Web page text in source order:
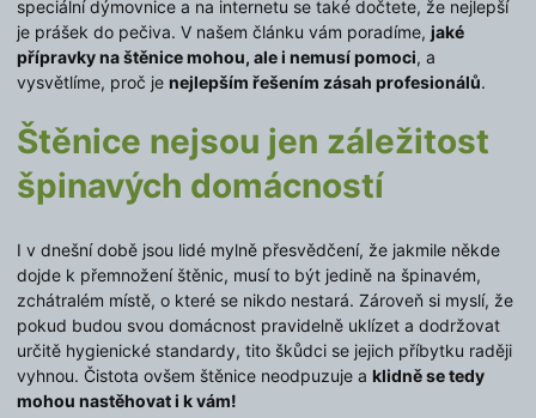
speciální dýmovnice a na internetu se také dočtete, že nejlepší
je prášek do pečiva. V našem článku vám poradíme, jaké
přípravky na štěnice mohou, ale i nemusí pomoci, a
vysvětlíme, proč je nejlepším řešením zásah profesionálů.
Štěnice nejsou jen záležitost
špinavých domácností
I v dnešní době jsou lidé mylně přesvědčení, že jakmile někde
dojde k přemnožení štěnic, musí to být jedině na špinavém,
zchátralém místě, o které se nikdo nestará. Zároveň si myslí, že
pokud budou svou domácnost pravidelně uklízet a dodržovat
určitě hygienické standardy, tito škůdci se jejich příbytku raději
vyhnou. Čistota ovšem štěnice neodpuzuje a klidně se tedy
mohou nastěhovat i k vám!